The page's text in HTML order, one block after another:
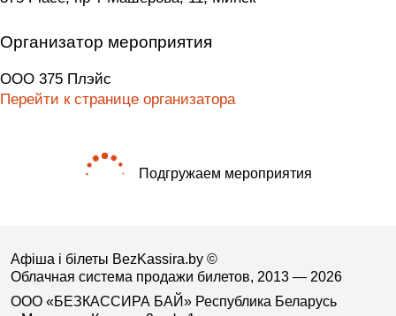
Организатор мероприятия
ООО 375 Плэйс
Перейти к странице организатора
Подгружаем мероприятия
Афіша і білеты BezKassira.by ©
Облачная система продажи билетов, 2013 — 2026
ООО «БЕЗКАССИРА БАЙ» Республика Беларусь